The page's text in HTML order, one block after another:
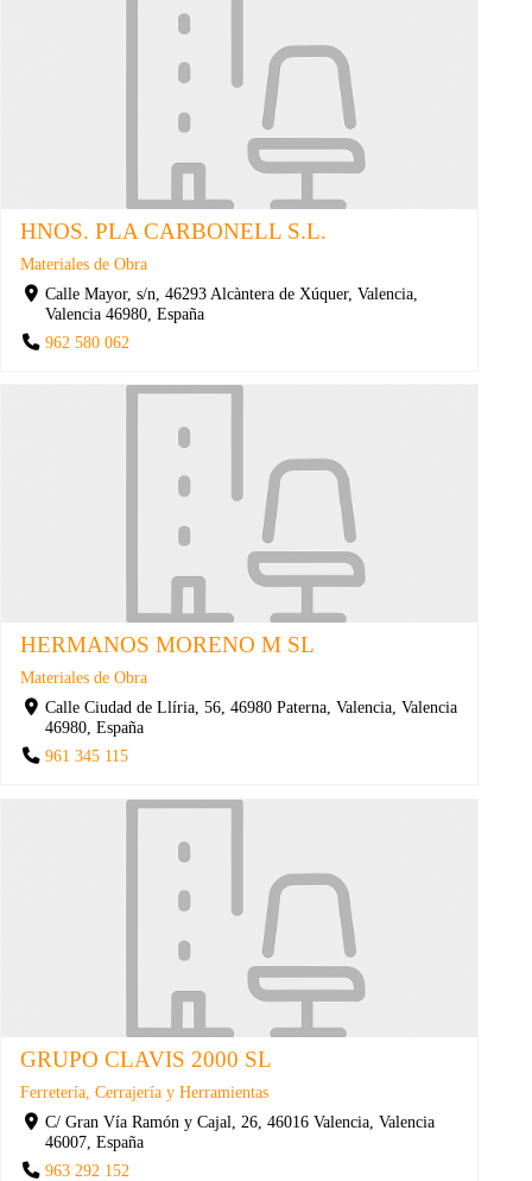
HNOS. PLA CARBONELL S.L.
Materiales de Obra
Calle Mayor, s/n, 46293 Alcàntera de Xúquer, Valencia,
Valencia 46980, España
962 580 062
HERMANOS MORENO M SL
Materiales de Obra
Calle Ciudad de Llíria, 56, 46980 Paterna, Valencia, Valencia
46980, España
961 345 115
GRUPO CLAVIS 2000 SL
Ferretería, Cerrajería y Herramientas
C/ Gran Vía Ramón y Cajal, 26, 46016 Valencia, Valencia
46007, España
963 292 152